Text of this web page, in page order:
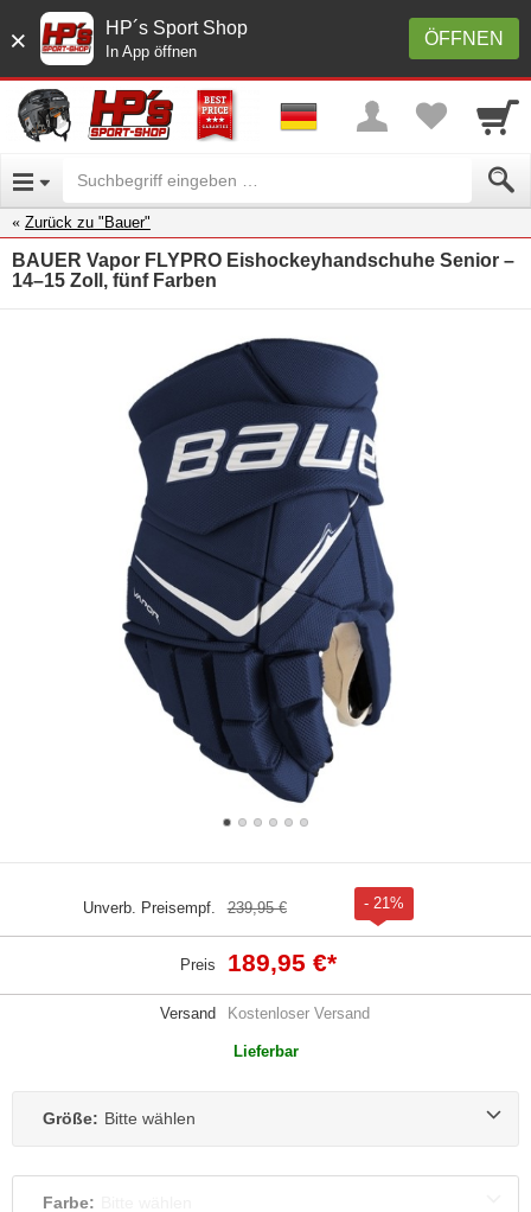
× ÖFFNEN
HP´s Sport Shop
In App öffnen
Zurück zu "Bauer"
BAUER Vapor FLYPRO Eishockeyhandschuhe Senior –
14–15 Zoll, fünf Farben
Unverb. Preisempf. 239,95 € - 21%
Preis 189,95 €*
Versand Kostenloser Versand
Lieferbar
Größe: Bitte wählen
Farbe: